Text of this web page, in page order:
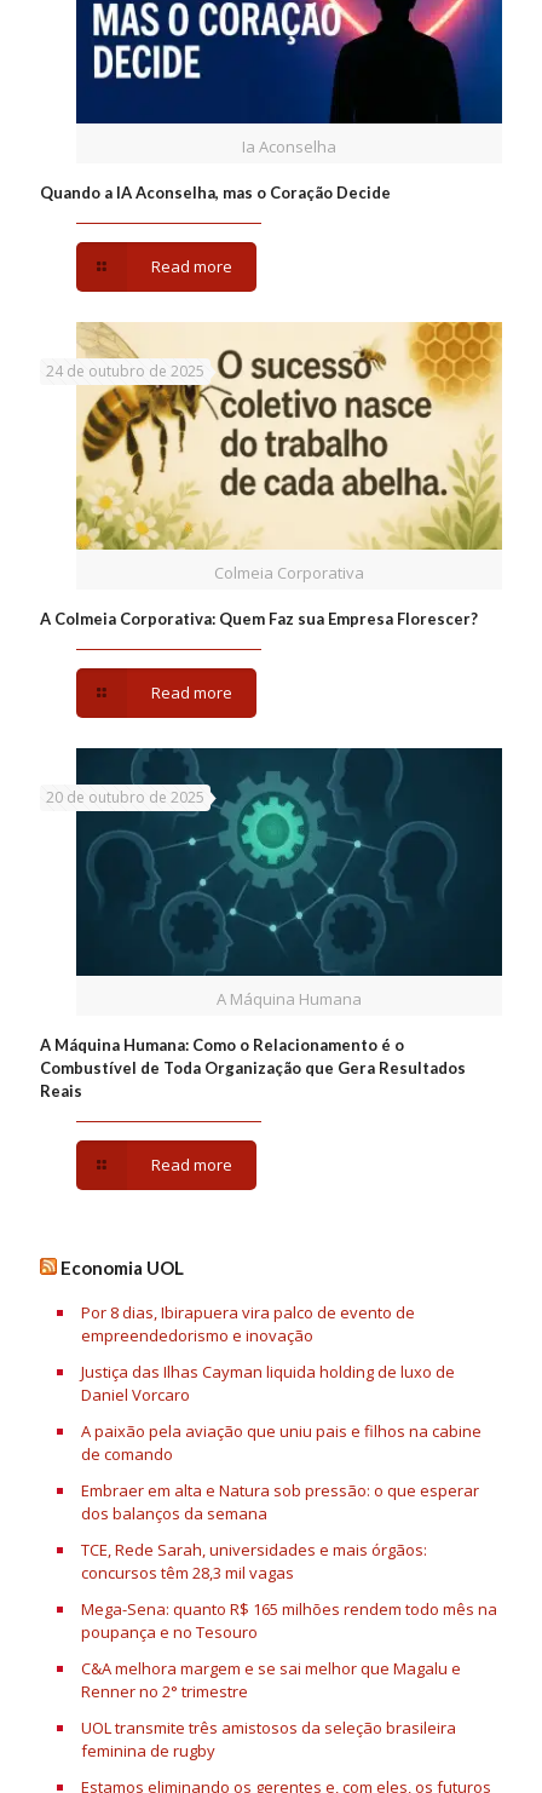
Ia Aconselha
Quando a IA Aconselha, mas o Coração Decide
Read more
Colmeia Corporativa
24 de outubro de 2025
A Colmeia Corporativa: Quem Faz sua Empresa Florescer?
Read more
A Máquina Humana
20 de outubro de 2025
A Máquina Humana: Como o Relacionamento é o
Combustível de Toda Organização que Gera Resultados
Reais
Read more
Economia UOL
Por 8 dias, Ibirapuera vira palco de evento de
empreendedorismo e inovação
Justiça das Ilhas Cayman liquida holding de luxo de
Daniel Vorcaro
A paixão pela aviação que uniu pais e filhos na cabine
de comando
Embraer em alta e Natura sob pressão: o que esperar
dos balanços da semana
TCE, Rede Sarah, universidades e mais órgãos:
concursos têm 28,3 mil vagas
Mega-Sena: quanto R$ 165 milhões rendem todo mês na
poupança e no Tesouro
C&A melhora margem e se sai melhor que Magalu e
Renner no 2° trimestre
UOL transmite três amistosos da seleção brasileira
feminina de rugby
Estamos eliminando os gerentes e, com eles, os futuros